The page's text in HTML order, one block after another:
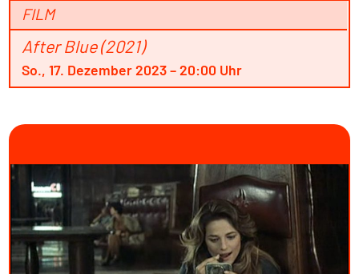
FILM
After Blue (2021)
So., 17. Dezember 2023 – 20:00 Uhr